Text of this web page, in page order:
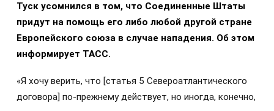
Туск усомнился в том, что Соединенные Штаты
придут на помощь его либо любой другой стране
Европейского союза в случае нападения. Об этом
информирует ТАСС.
«Я хочу верить, что [статья 5 Североатлантического
договора] по-прежнему действует, но иногда, конечно,